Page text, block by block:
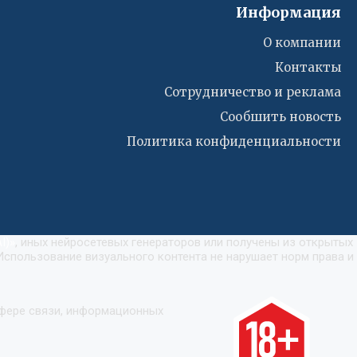
Информация
О компании
Контакты
Сотрудничество и реклама
Сообшить новость
Политика конфиденциальности
, иных нейросетевых генераторов или получены из открытых
визуального контента не нарушает норм права и
связи, информационных